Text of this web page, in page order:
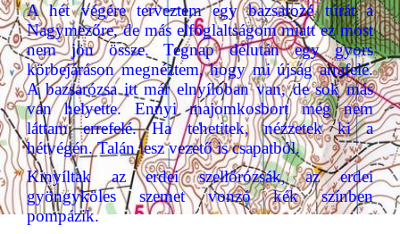
A hét végére terveztem egy bazsarozé túrát a
Nagymezőre, de más elfoglaltságom miatt ez most
nem jön össze. Tegnap délután egy gyors
körbejáráson megnéztem, hogy mi újság arrafelé.
A bazsarózsa itt már elnyílóban van, de sok más
van helyette. Ennyi majomkosbort még nem
láttam errefelé. Ha tehetitek, nézzetek ki a
hétvégén. Talán lesz vezető is csapatból.
Kinyíltak az erdei szellőrózsák, az erdei
gyöngyköles szemet vonzó kék színben
pompázik.